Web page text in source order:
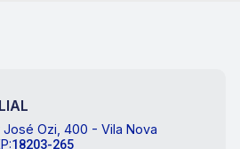
José Ozi, 400 - Vila Nova
18203-265